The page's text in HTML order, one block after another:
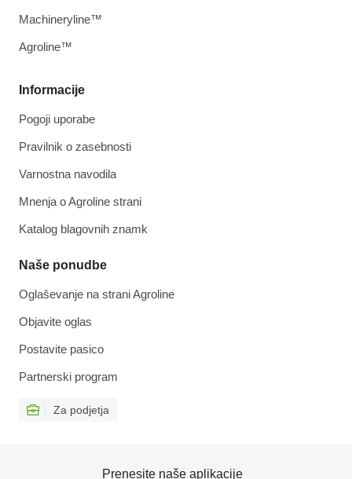
Informacije
Pogoji uporabe
Pravilnik o zasebnosti
Varnostna navodila
Mnenja o Agroline strani
Katalog blagovnih znamk
Naše ponudbe
Oglaševanje na strani Agroline
Objavite oglas
Postavite pasico
Partnerski program
Za podjetja
Machineryline™
Agroline™
Prenesite naše aplikacije